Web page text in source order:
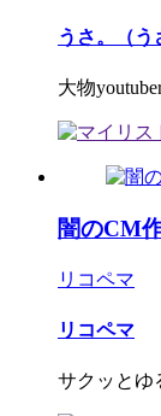
うさ。（う
大物
闇のCM
リコペマ
リコペマ
サクッとゆ